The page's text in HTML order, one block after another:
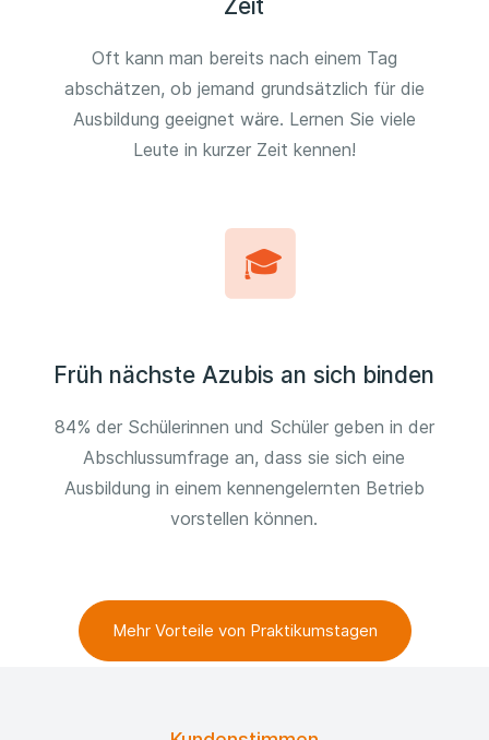
Zeit
Oft kann man bereits nach einem Tag
abschätzen, ob jemand grundsätzlich für die
Ausbildung geeignet wäre. Lernen Sie viele
Leute in kurzer Zeit kennen!
Früh nächste Azubis an sich binden
84% der Schülerinnen und Schüler geben in der
Abschlussumfrage an, dass sie sich eine
Ausbildung in einem kennengelernten Betrieb
vorstellen können.
Mehr Vorteile von Praktikumstagen